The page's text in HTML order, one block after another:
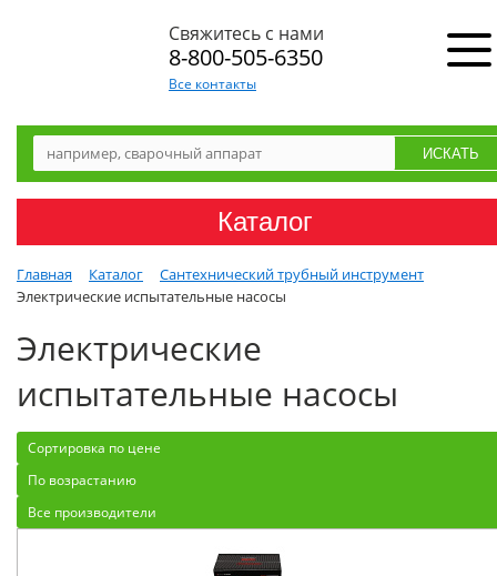
Свяжитесь с нами
8-800-505-6350
Все контакты
Каталог
Главная Каталог
Сантехнический трубный инструмент
Электрические испытательные насосы
Электрические
испытательные насосы
Сортировка по цене
По возрастанию
Все производители